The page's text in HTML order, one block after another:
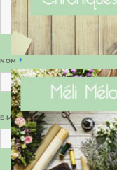
NOM *
E-MAIL*